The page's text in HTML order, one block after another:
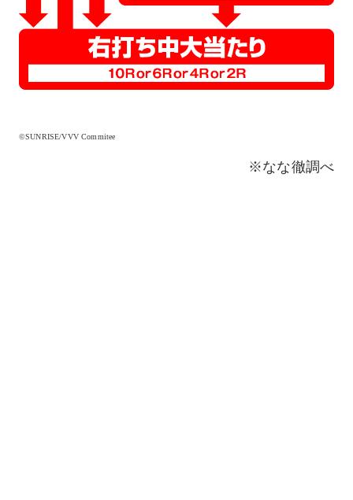
©SUNRISE/VVV Commitee
※なな徹調べ